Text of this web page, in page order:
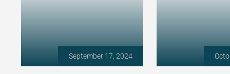
September 17, 2024